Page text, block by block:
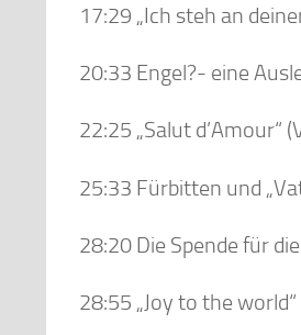
17:29 „Ich steh an
20:33 Engel?- eine
22:25 „Salut d’Amour“
25:33 Fürbitten und
28:20 Die Spende für
28:55 „Joy to the